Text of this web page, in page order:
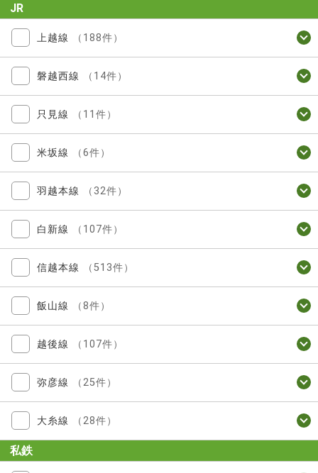
JR
上越線 （188件）
磐越西線 （14件）
只見線 （11件）
米坂線 （6件）
羽越本線 （32件）
白新線 （107件）
信越本線 （513件）
飯山線 （8件）
越後線 （107件）
弥彦線 （25件）
大糸線 （28件）
私鉄